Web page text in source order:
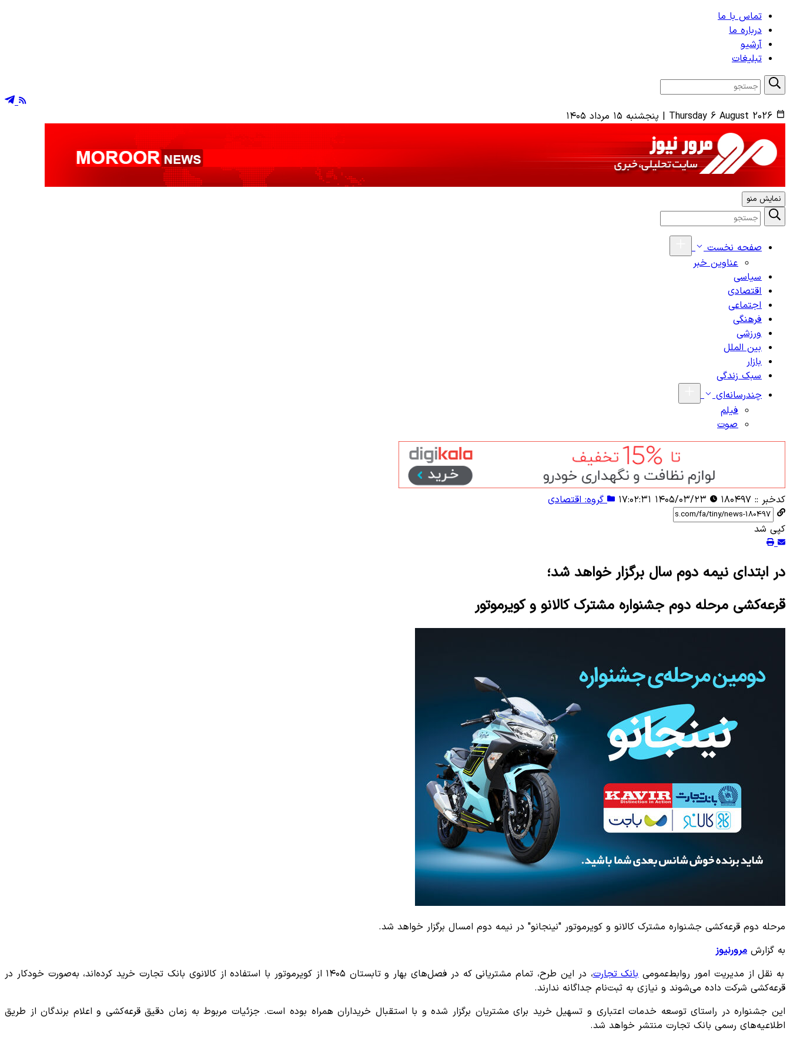
تماس با ما
درباره ما
آرشیو
تبلیغات
Thursday 6 August 2026
| پنجشنبه ۱۵ مرداد ۱۴۰۵
نمایش منو
صفحه نخست
عناوین خبر
سیاسی
اقتصادی
اجتماعی
فرهنگی
ورزشی
بین الملل
بازار
سبک زندگی
چندرسانه‌ای
فیلم
صوت
کدخبر :: ۱۸۰۴۹۷ گروه: اقتصادی
کپی شد
در ابتدای نیمه دوم سال برگزار خواهد شد؛
قرعه‌کشی مرحله دوم جشنواره مشترک کالانو و کویرموتور
مرحله دوم قرعه‌کشی جشنواره مشترک کالانو و کویرموتور "نینجانو" در نیمه دوم امسال برگزار خواهد شد.
به گزارش مرورنیوز
به نقل از مدیریت امور روابط‌عمومیبانک تجارت
، در این طرح، تمام مشتریانی که در فصل‌های بهار و تابستان ۱۴۰۵ از کویرموتور با استفاده از کالانوی بانک تجارت خرید کرده‌اند، به‌صورت خودکار در
قرعه‌کشی شرکت داده می‌شوند و نیازی به ثبت‌نام جداگانه ندارند.
این جشنواره در راستای توسعه خدمات اعتباری و تسهیل خرید برای مشتریان برگزار شده و با استقبال خریداران همراه بوده است. جزئیات مربوط به زمان دقیق قرعه‌کشی و اعلام برندگان از طریق
اطلاعیه‌های رسمی بانک تجارت منتشر خواهد شد.